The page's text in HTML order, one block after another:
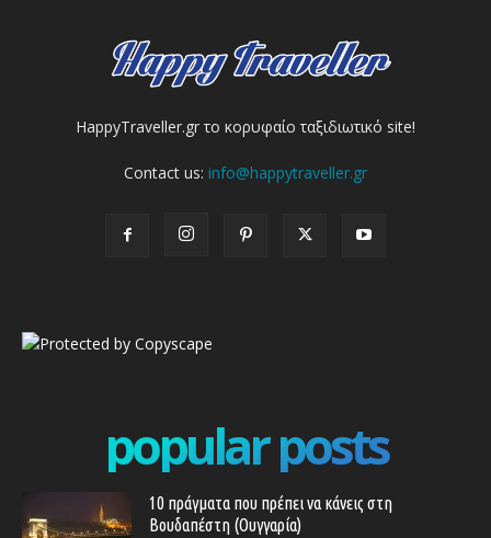
HappyTraveller.gr το κορυφαίο ταξιδιωτικό site!
Contact us: info@happytraveller.gr
popular posts
10 πράγματα που πρέπει να κάνεις στη
Βουδαπέστη (Ουγγαρία)